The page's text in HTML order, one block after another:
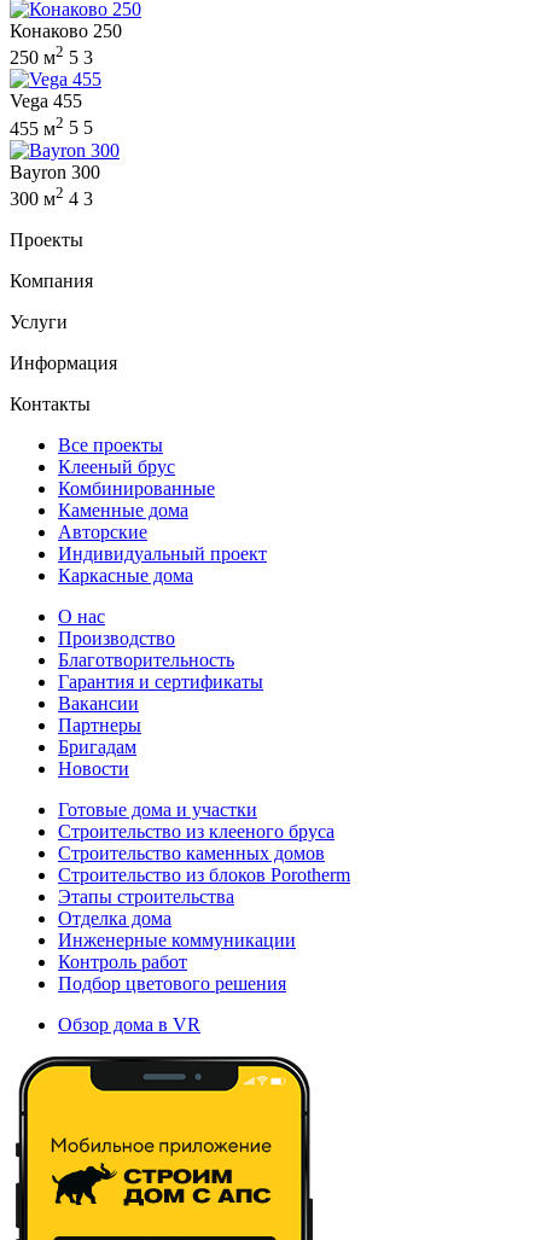
Конаково 250
250 м2 5 3
Vega 455
455 м2 5 5
Bayron 300
300 м2 4 3
Проекты
Компания
Услуги
Информация
Контакты
Все проекты
Клееный брус
Комбинированные
Каменные дома
Авторские
Индивидуальный проект
Каркасные дома
О нас
Производство
Благотворительность
Гарантия и сертификаты
Вакансии
Партнеры
Бригадам
Новости
Готовые дома и участки
Строительство из клееного бруса
Строительство каменных домов
Строительство из блоков Porotherm
Этапы строительства
Отделка дома
Инженерные коммуникации
Контроль работ
Подбор цветового решения
Обзор дома в VR